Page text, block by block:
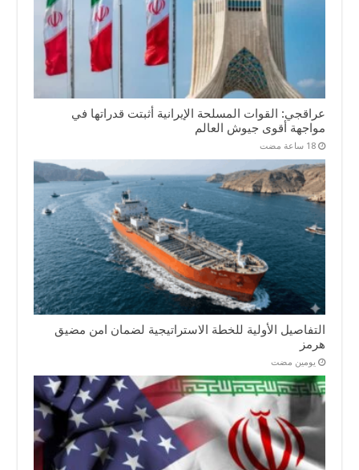
عراقجي: القوات المسلحة الإيرانية أثبتت قدراتها في
مواجهة أقوى جيوش العالم
‏18 ساعة مضت
التفاصيل الأولية للخطة الاستراتيجية لضمان امن مضيق
هرمز
‏يومين مضت